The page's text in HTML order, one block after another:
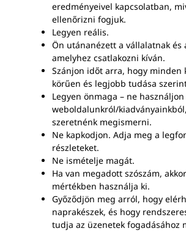
eredményeivel kapcsolatban,
ellenőrizni fogjuk.
Legyen reális.
Ön utánanézett a vállalatnak és
amelyhez csatlakozni kíván.
Szánjon időt arra, hogy minden
körűen és legjobb tudása
Legyen önmaga – ne
weboldalunkról/
szeretnénk megismerni.
Ne kapkodjon. Adja meg a
részleteket.
Ne ismételje magát.
Ha van megadott szószám,
mértékben használja ki.
Győződjön meg arról, hogy
naprakészek, és hogy
tudja az üzenetek fogadásához